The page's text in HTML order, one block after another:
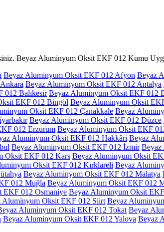
Beyaz Aluminyum Oksit EKF 012 Kumu
Beyaz Aluminyum Oksit EKF 012 Afyon Beyaz
Beyaz Aluminyum Oksit EKF 012 Antalya
012 Balıkesir Beyaz Aluminyum Oksit EKF 012
EKF 012 Bingöl Beyaz Aluminyum Oksit
Oksit EKF 012 Çanakkale Beyaz
Beyaz Aluminyum Oksit EKF 012 Düzce
012 Erzurum Beyaz Aluminyum Oksit EKF
Aluminyum Oksit EKF 012 Hakkâri Beyaz
Beyaz Aluminyum Oksit EKF 012 İzmir Beyaz
Oksit EKF 012 Kars Beyaz Aluminyum Oksit
Oksit EKF 012 Kırklareli Beyaz
Beyaz Aluminyum Oksit EKF 012 Malatya
012 Muğla Beyaz Aluminyum Oksit EKF 012
EKF 012 Osmaniye Beyaz Aluminyum Oksit
Aluminyum Oksit EKF 012 Siirt Beyaz
Aluminyum Oksit EKF 012 Tokat Beyaz
Beyaz Aluminyum Oksit EKF 012 Yalova Beyaz